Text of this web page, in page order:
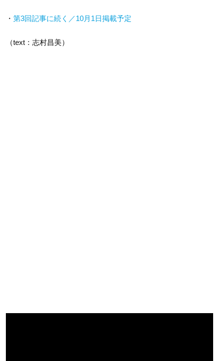
・ 第3回記事に続く／10月1日掲載予定
（text：志村昌美）